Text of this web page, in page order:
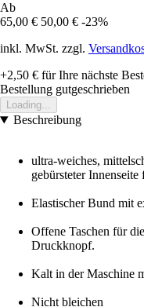
Ab
65,00 € 50,00 € -23%
inkl. MwSt. zzgl.
+2,50 € für Ihre nächste
Bestellung gutgeschrieben
Loading...
Beschreibung
ultra-weiches,
gebürsteter
Elastischer Bund mit
Offene Taschen für
Druckknopf.
Kalt in der Maschine
Nicht bleichen